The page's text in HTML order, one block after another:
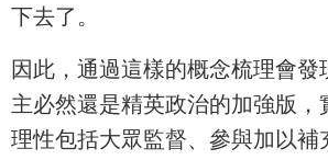
下去了。
因此，通過這樣的概念梳理會發
主必然還是精英政治的加強版，
理性包括大眾監督、參與加以補